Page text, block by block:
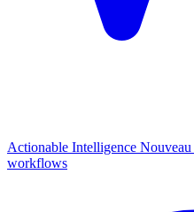
Actionable Intelligence Nouveau
workflows